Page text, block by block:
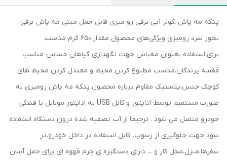
پنکه مه پاش ،کولر آبی برقی رو میزی قابل حمل مینی مه پاش برقی
بخور سرد رومیزی ویژگی‌های محصول مقدار:650 گرم مناسب
برای:استفاده بعنوان مه‌پاش جهت نگهداری گیاهان حساس-مناسب
قفسه پرندگان.مناسب مطبوع کردن محیط و معتدل کردن محیط های
کوچک جنس:پلاستیک مقاوم درباره محصول پنکه مه پاش رومیزی به
صورت مستقیم توسط آداپتور و کابل USB به اداپتور موبایل یا فندکی
خودرو متصل می شود . ترجیحا از آب تصفیه شده درون دستگاه استفاده
شود جهت جلوگیری از رسوب. قابل استفاده در داخل خودرو،در
سفرها،منزل،محل کار و ... دارای دستگیره ی چرم قهوه ای برای حمل آسان